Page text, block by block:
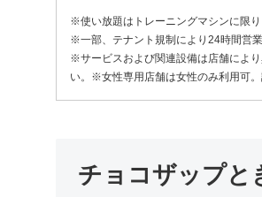
※使い放題はトレーニングマシンに限り
※一部、テナント規制により24時間営
※サービスおよび関連設備は店舗によ
い。※女性専用店舗は女性のみ利用可
チョコザップと